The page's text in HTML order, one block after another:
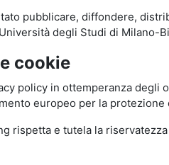
pubblicare, diffondere,
degli Studi di
cookie
policy in ottemperanza degli
europeo per la
rispetta e tutela la